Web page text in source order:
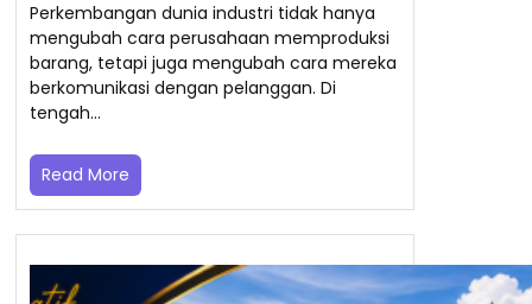
Perkembangan dunia industri tidak hanya
mengubah cara perusahaan memproduksi
barang, tetapi juga mengubah cara mereka
berkomunikasi dengan pelanggan. Di
tengah…
Read More